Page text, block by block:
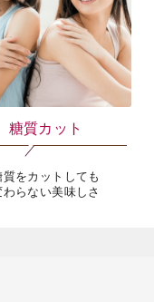
糖質カット
質をカットしても
わらない美味しさ
Singapore
Hong Kong
Thailand